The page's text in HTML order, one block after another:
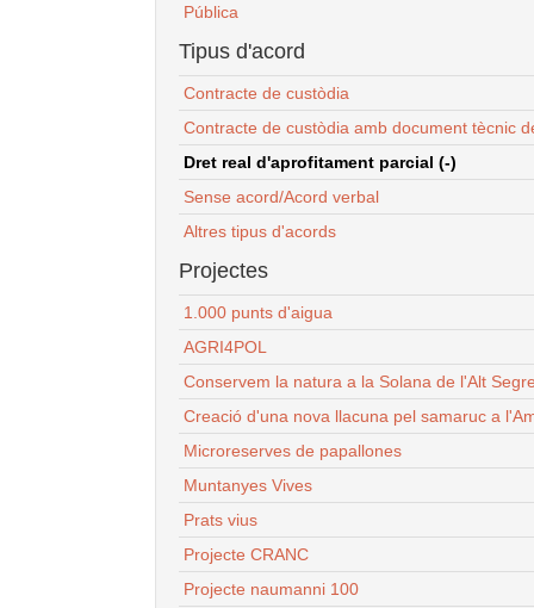
Pública
Tipus d'acord
Contracte de custòdia
Contracte de custòdia amb document tècnic
Dret real d'aprofitament parcial (-)
Sense acord/Acord verbal
Altres tipus d'acords
Projectes
1.000 punts d'aigua
AGRI4POL
Conservem la natura a la Solana de l'Alt
Creació d'una nova llacuna pel samaruc a
Microreserves de papallones
Muntanyes Vives
Prats vius
Projecte CRANC
Projecte naumanni 100